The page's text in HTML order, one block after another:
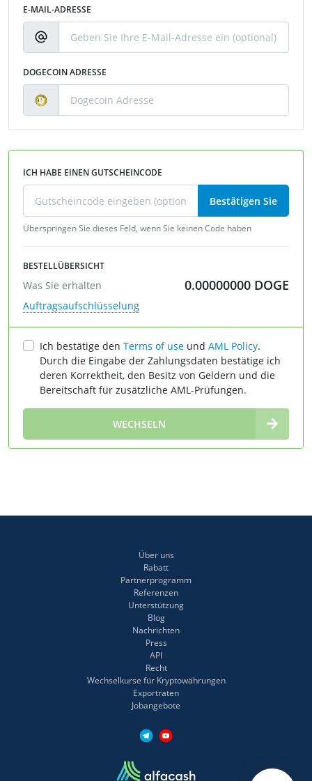
E-MAIL-ADRESSE
DOGECOIN ADRESSE
ICH HABE EINEN GUTSCHEINCODE
Bestätigen Sie
Überspringen Sie dieses Feld, wenn Sie keinen Code haben
BESTELLÜBERSICHT
Was Sie erhalten 0.00000000 DOGE
Auftragsaufschlüsselung
Ich bestätige den Terms of use und AML Policy.
Durch die Eingabe der Zahlungsdaten bestätige ich
deren Korrektheit, den Besitz von Geldern und die
Bereitschaft für zusätzliche AML-Prüfungen.
WECHSELN
Über uns
Rabatt
Partnerprogramm
Referenzen
Unterstützung
Blog
Nachrichten
Press
API
Recht
Wechselkurse für Kryptowährungen
Exportraten
Jobangebote